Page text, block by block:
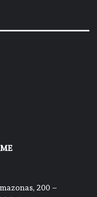
200 –